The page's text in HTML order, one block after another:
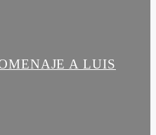
A LUIS